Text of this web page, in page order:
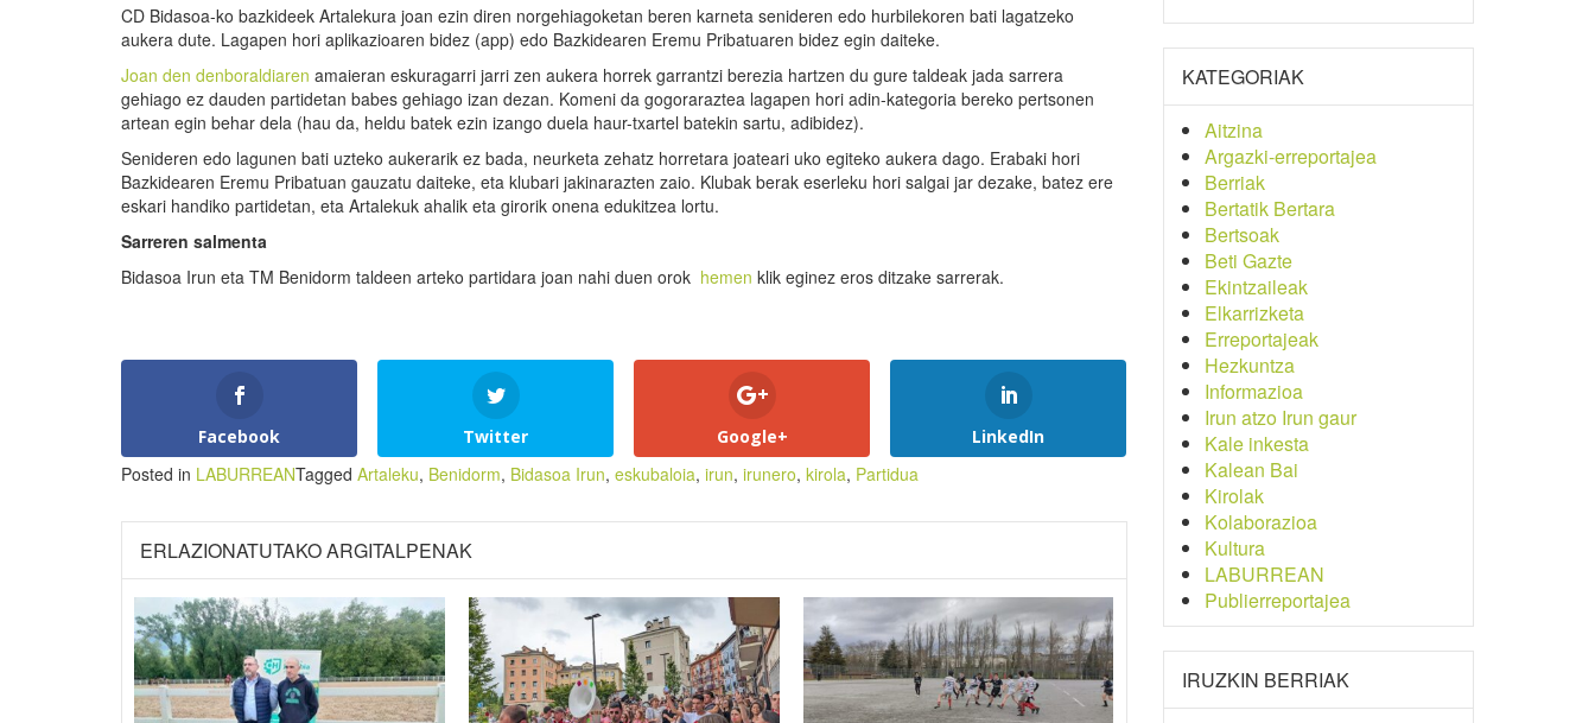
CD Bidasoa-ko bazkideek Artalekura joan ezin diren norgehiagoketan beren karneta senideren edo hurbilekoren bati lagatzeko
aukera dute. Lagapen hori aplikazioaren bidez (app) edo Bazkidearen Eremu Pribatuaren bidez egin daiteke.
Joan den denboraldiaren amaieran eskuragarri jarri zen aukera horrek garrantzi berezia hartzen du gure taldeak jada sarrera
gehiago ez dauden partidetan babes gehiago izan dezan. Komeni da gogoraraztea lagapen hori adin-kategoria bereko pertsonen
artean egin behar dela (hau da, heldu batek ezin izango duela haur-txartel batekin sartu, adibidez).
Senideren edo lagunen bati uzteko aukerarik ez bada, neurketa zehatz horretara joateari uko egiteko aukera dago. Erabaki hori
Bazkidearen Eremu Pribatuan gauzatu daiteke, eta klubari jakinarazten zaio. Klubak berak eserleku hori salgai jar dezake, batez ere
eskari handiko partidetan, eta Artalekuk ahalik eta girorik onena edukitzea lortu.
Sarreren salmenta
Bidasoa Irun eta TM Benidorm taldeen arteko partidara joan nahi duen orok hemen klik eginez eros ditzake sarrerak.
Facebook Twitter Google+ LinkedIn
Posted in LABURREANTagged Artaleku, Benidorm, Bidasoa Irun, eskubaloia, irun, irunero, kirola, Partidua
ERLAZIONATUTAKO ARGITALPENAK
KATEGORIAK
Aitzina
Argazki-erreportajea
Berriak
Bertatik Bertara
Bertsoak
Beti Gazte
Ekintzaileak
Elkarrizketa
Erreportajeak
Hezkuntza
Informazioa
Irun atzo Irun gaur
Kale inkesta
Kalean Bai
Kirolak
Kolaborazioa
Kultura
LABURREAN
Publierreportajea
IRUZKIN BERRIAK